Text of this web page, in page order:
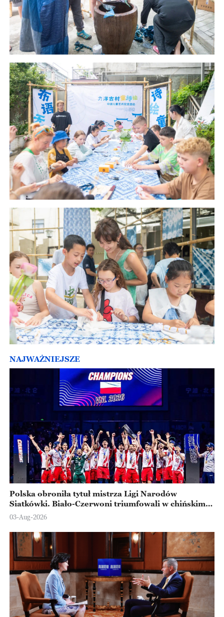
NAJWAŻNIEJSZE
Polska obroniła tytuł mistrza Ligi Narodów
Siatkówki. Biało-Czerwoni triumfowali w chińskim
Ningbo
03-Aug-2026